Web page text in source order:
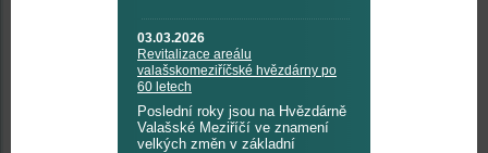
03.03.2026
Revitalizace areálu
valašskomeziříčské hvězdárny po
60 letech
Poslední roky jsou na Hvězdárně
Valašské Meziříčí ve znamení
velkých změn v základní